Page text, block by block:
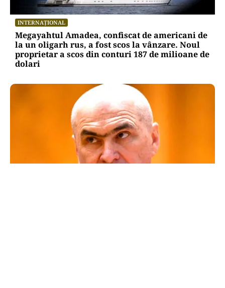
INTERNAȚIONAL
Megayahtul Amadea, confiscat de americani de
la un oligarh rus, a fost scos la vânzare. Noul
proprietar a scos din conturi 187 de milioane de
dolari